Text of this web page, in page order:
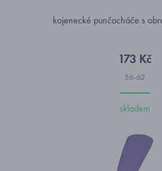
kojenecké punčocháče s
173 Kč
56-62
skladem